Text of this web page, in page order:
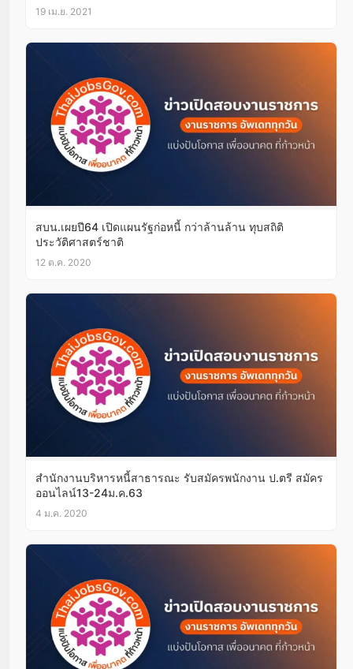
19 เม.ย. 2021
สบน.เผยปี64 เปิดแผนรัฐก่อหนี้ กว่าล้านล้าน ทุบสถิติ
ประวัติศาสตร์ชาติ
12 ต.ค. 2020
สำนักงานบริหารหนี้สาธารณะ รับสมัครพนักงาน ป.ตรี สมัคร
ออนไลน์13-24ม.ค.63
4 ม.ค. 2020